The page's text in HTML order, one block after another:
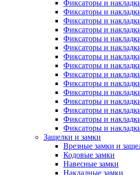
Фиксаторы и
Фиксаторы и
Фиксаторы и
Фиксаторы и
Фиксаторы и
Фиксаторы и
Фиксаторы и
Фиксаторы и
Фиксаторы и
Фиксаторы и
Фиксаторы и
Фиксаторы и
Фиксаторы и
Фиксаторы и
Фиксаторы и
Защелки и замки
Врезные замки и
Кодовые замки
Навесные замки
Накладные замки